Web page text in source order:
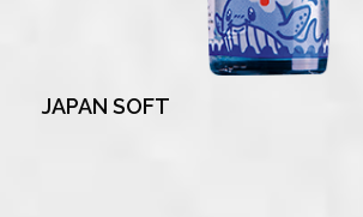
JAPAN SOFT